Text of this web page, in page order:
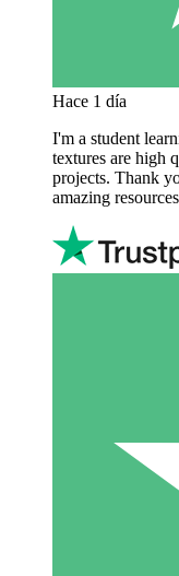
Hace 1 día
I'm a student
textures are high
projects. Thank
amazing